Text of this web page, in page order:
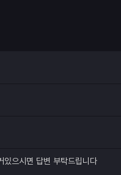
있으시면 답변 부탁드립니다